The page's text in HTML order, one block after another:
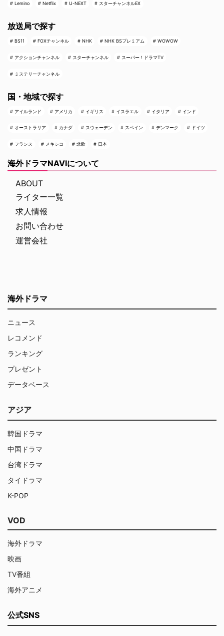
Lemino Netflix U-NEXT スターチャンネルEX
放送局で探す
BS11 FOXチャンネル NHK NHK BSプレミアム WOWOW
アクションチャンネル スターチャンネル スーパー！ドラマTV
ミステリーチャンネル
国・地域で探す
アイルランド アメリカ イギリス イスラエル イタリア インド
オーストラリア カナダ スウェーデン スペイン デンマーク ドイツ
フランス メキシコ 北欧 日本
海外ドラマNAVIについて
ABOUT
ライター一覧
求人情報
お問い合わせ
運営会社
海外ドラマ
ニュース
レコメンド
ランキング
プレゼント
データベース
アジア
韓国ドラマ
中国ドラマ
台湾ドラマ
タイドラマ
K-POP
VOD
海外ドラマ
映画
TV番組
海外アニメ
公式SNS